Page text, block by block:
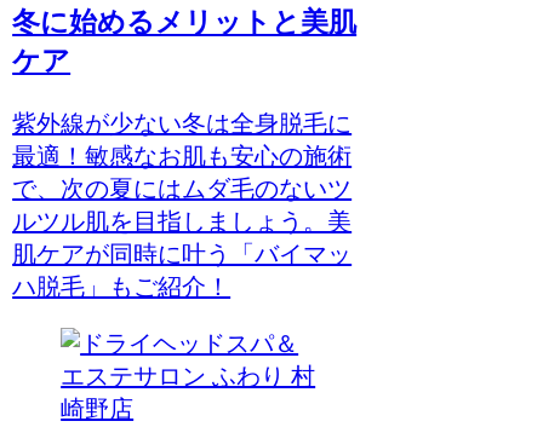
冬に始めるメリットと美肌
ケア
紫外線が少ない冬は全身脱毛に
最適！敏感なお肌も安心の施術
で、次の夏にはムダ毛のないツ
ルツル肌を目指しましょう。美
肌ケアが同時に叶う「バイマッ
ハ脱毛」もご紹介！